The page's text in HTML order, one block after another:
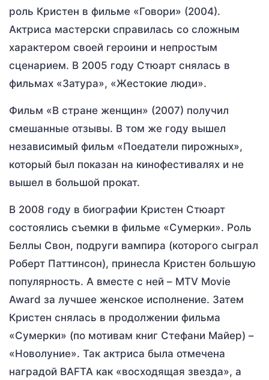
роль Кристен в фильме «Говори» (2004).
Актриса мастерски справилась со сложным
характером своей героини и непростым
сценарием. В 2005 году Стюарт снялась в
фильмах «Затура», «Жестокие люди».
Фильм «В стране женщин» (2007) получил
смешанные отзывы. В том же году вышел
независимый фильм «Поедатели пирожных»,
который был показан на кинофестивалях и не
вышел в большой прокат.
В 2008 году в биографии Кристен Стюарт
состоялись съемки в фильме «Сумерки». Роль
Беллы Свон, подруги вампира (которого сыграл
Роберт Паттинсон), принесла Кристен большую
популярность. А вместе с ней – MTV Movie
Award за лучшее женское исполнение. Затем
Кристен снялась в продолжении фильма
«Сумерки» (по мотивам книг Стефани Майер) –
«Новолуние». Так актриса была отмечена
наградой BAFTA как «восходящая звезда», а